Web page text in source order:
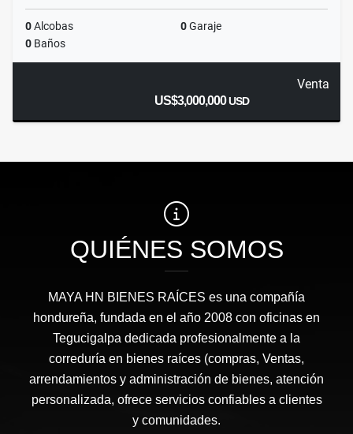
0Alcobas 0Garaje
0 Baños
Venta
US$3,000,000USD
QUIÉNES SOMOS
MAYA HN BIENES RAÍCES​ es una compañía
hondureña, fundada en el año 2008 con oficinas en
Tegucigalpa dedicada profesionalmente a la
correduría en bienes raíces (compras, Ventas,
arrendamientos y administración de bienes, atención
personalizada, ofrece servicios confiables a clientes
y comunidades.